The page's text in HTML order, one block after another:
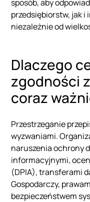
sposób, aby
przedsiębiorstw, jak
niezależnie od
Dlaczego
zgodności
coraz
Przestrzeganie
wyzwaniami.
naruszenia ochrony
informacyjnymi,
(DPIA), transferami
Gospodarczy,
bezpieczeństwem